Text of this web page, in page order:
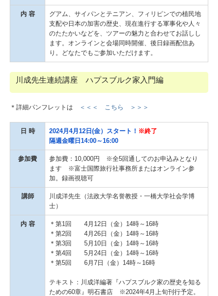
内 容
グアム、サイパンとテニアン、フィリピンでの植民地
支配や日本の加害の歴史、現在進行する軍事化や人々
のたたかいなどを、ツアーの魅力と合わせてお話しし
ます。オンラインと会場同時開催、後日録画配信あ
り。どなたでもご参加いただけます。
川成先生連続講座 ハプスブルク家入門編
＊詳細パンフレットは ＜＜＜ こちら ＞＞＞
日 時 2024月4月12 日(金）スタート！ ※終了
隔週金曜日14:00～16:00
参加費
参加費：10,000円 ※全5回通してのお申込みとなり
ます ※富士国際旅行社事務所またはオンライン参
加。録画視聴可
講師
川成洋先生（法政大学名誉教授・一橋大学社会学博
士）
内 容
＊第1回 4月12日（金）14時～16時
＊第2回 4月26日（金）14時～16時
＊第3回 5月10日（金）14時～16時
＊第4回 5月24日（金）14時～16時
＊第5回 6月7日（金）14時～16時
テキスト：川成洋編著『ハプスブルク家の歴史を知る
ための60章』明石書店 ※2024年4月上旬刊行予定。